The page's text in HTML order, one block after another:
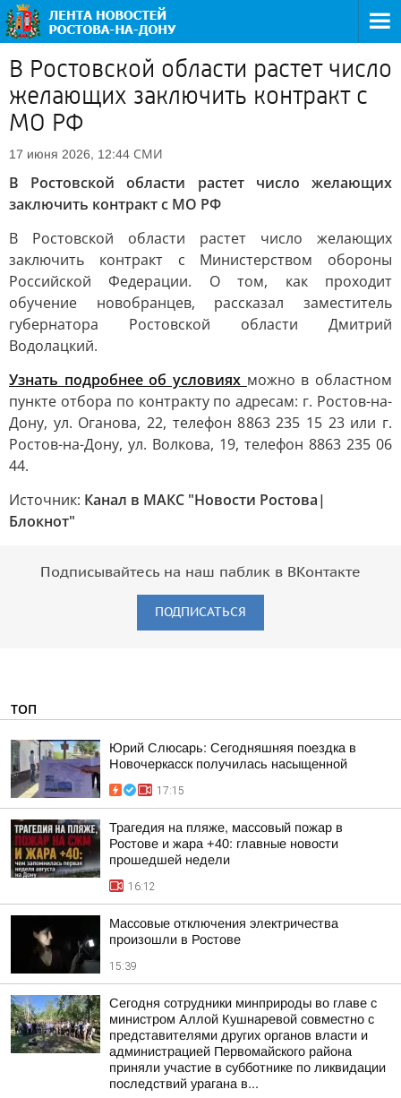
В Ростовской области растет число
желающих заключить контракт с
МО РФ
17 июня 2026, 12:44 СМИ
В Ростовской области растет число желающих
заключить контракт с МО РФ
В Ростовской области растет число желающих
заключить контракт с Министерством обороны
Российской Федерации. О том, как проходит
обучение новобранцев, рассказал заместитель
губернатора Ростовской области Дмитрий
Водолацкий.
Узнать подробнее об условиях можно в областном
пункте отбора по контракту по адресам: г. Ростов-на-
Дону, ул. Оганова, 22, телефон 8863 235 15 23 или г.
Ростов-на-Дону, ул. Волкова, 19, телефон 8863 235 06
44.
Источник: Канал в МАКС "Новости Ростова|
Блокнот"
Подписывайтесь на наш паблик в ВКонтакте
ПОДПИСАТЬСЯ
ТОП
Юрий Слюсарь: Сегодняшняя поездка в
Новочеркасск получилась насыщенной
17:15
Трагедия на пляже, массовый пожар в
Ростове и жара +40: главные новости
прошедшей недели
16:12
Массовые отключения электричества
произошли в Ростове
15:39
Сегодня сотрудники минприроды во главе с
министром Аллой Кушнаревой совместно с
представителями других органов власти и
администрацией Первомайского района
приняли участие в субботнике по ликвидации
последствий урагана в...